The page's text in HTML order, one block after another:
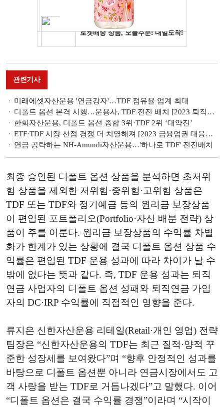
관련기사
미래에셋자산운용 '연금강자'…TDF 점유율 업계 최대
디폴트 옵션 본격 시행…운용사, TDF 전진 배치 [2023 퇴직연금 대격돌]
한화자산운용, 디폴트 옵션 종합 3위·TDF 2위 ‘대약진’
ETF·TDF 시장 선점 경쟁 더 치열해져 [2023 금융업권 대응전략 - 자산운용]
연금 공략하는 NH-Amundi자산운용…'하나로 TDF' 전진배치
최종 승인된 디폴트 옵션 상품을 분석하면 초저위
험 상품을 제외한 저위험·중위험·고위험 상품은
TDF 또는 TDF와 정기예금 등의 원리금 보장상품
이 편입된 포트폴리오(Portfolio·자산 배분 전략) 상
품이 주를 이룬다. 원리금 보장상품의 수익률 차별
화가 한계가 있는 상황에 결국 디폴트 옵션 상품 수
익률은 편입된 TDF 운용 성과에 따라 차이가 날 수
밖에 없다는 뜻과 같다. 즉, TDF 운용 성과는 퇴직
연금 사업자의 디폴트 옵션 성패와 퇴직연금 가입
자의 DC·IRP 수익률에 직접적인 영향을 준다.
류지은 신한자산운용 리테일(Retail·개인 영업) 전략
팀장은 “신한자산운용의 TDF는 최근 질적·양적 꾸
준한 성장세를 보여왔다”며 “향후 안정적인 성과를
바탕으로 디폴트 옵션뿐 아니라 연금시장에서도 고
객 사랑을 받는 TDF로 거듭나겠다”고 말했다. 이어
“디폴트 옵션은 결국 수익률 경쟁”이라며 “시작이